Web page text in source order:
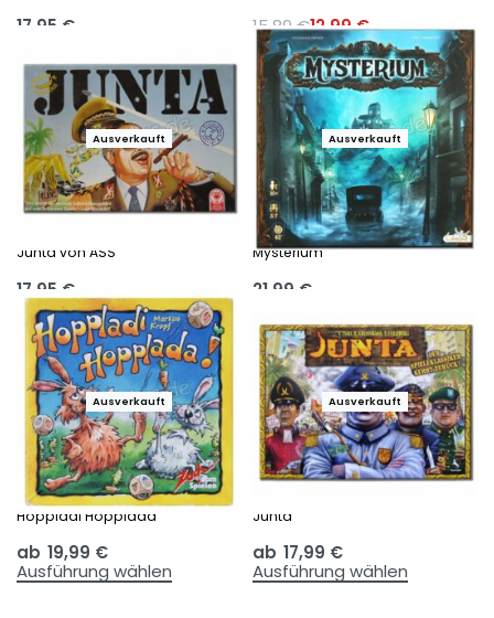
17,95 € 15,89€12,99€
Ausführung wählen
Ausverkauft
Junta von ASS
17,95 €
Ausführung wählen
Ausverkauft
Mysterium
21,99 €
Ausverkauft
Hoppladi Hopplada
ab 19,99 €
Ausführung wählen
Ausverkauft
Junta
ab 17,99 €
Ausführung wählen